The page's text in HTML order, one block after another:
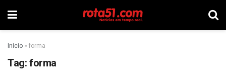
Início » forma
Tag: forma